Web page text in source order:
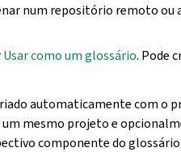
num repositório remoto ou
Usar como um glossário. Pode
automaticamente com o
mesmo projeto e
componente do glossário.